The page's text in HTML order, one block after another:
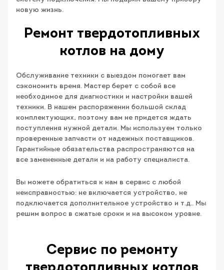
новую жизнь.
Ремонт твердотопливных
котлов на дому
Обслуживание техники с выездом помогает вам
сэкономить время. Мастер берет с собой все
необходимое для диагностики и настройки вашей
техники. В нашем распоряжении большой склад
комплектующих, поэтому вам не придется ждать
поступления нужной детали. Мы используем только
проверенные запчасти от надежных поставщиков.
Гарантийные обязательства распространяются на
все замененные детали и на работу специалиста.
Вы можете обратиться к нам в сервис с любой
неисправностью: не включается устройство, не
подключается дополнительное устройство и т.д.. Мы
решим вопрос в сжатые сроки и на высоком уровне.
Сервис по ремонту